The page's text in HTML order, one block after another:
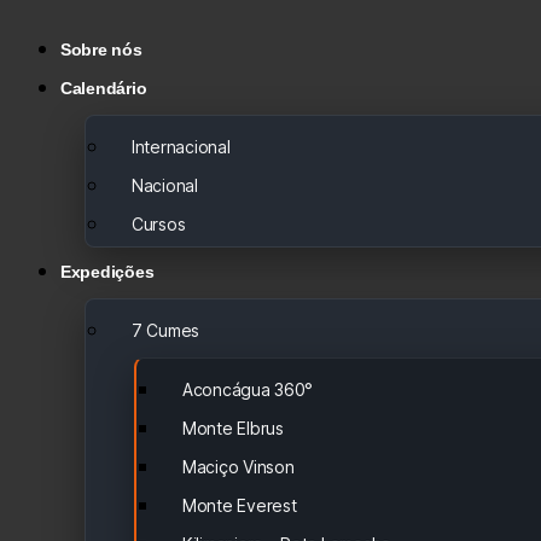
Sobre nós
Calendário
Internacional
Nacional
Cursos
Expedições
7 Cumes
Aconcágua 360°
Monte Elbrus
Maciço Vinson
Monte Everest